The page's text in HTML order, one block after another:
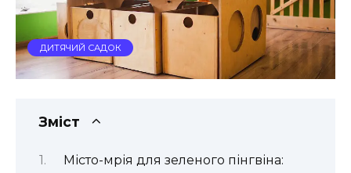
ДИТЯЧИЙ САДОК
Зміст
Місто-мрія для зеленого пінгвіна: